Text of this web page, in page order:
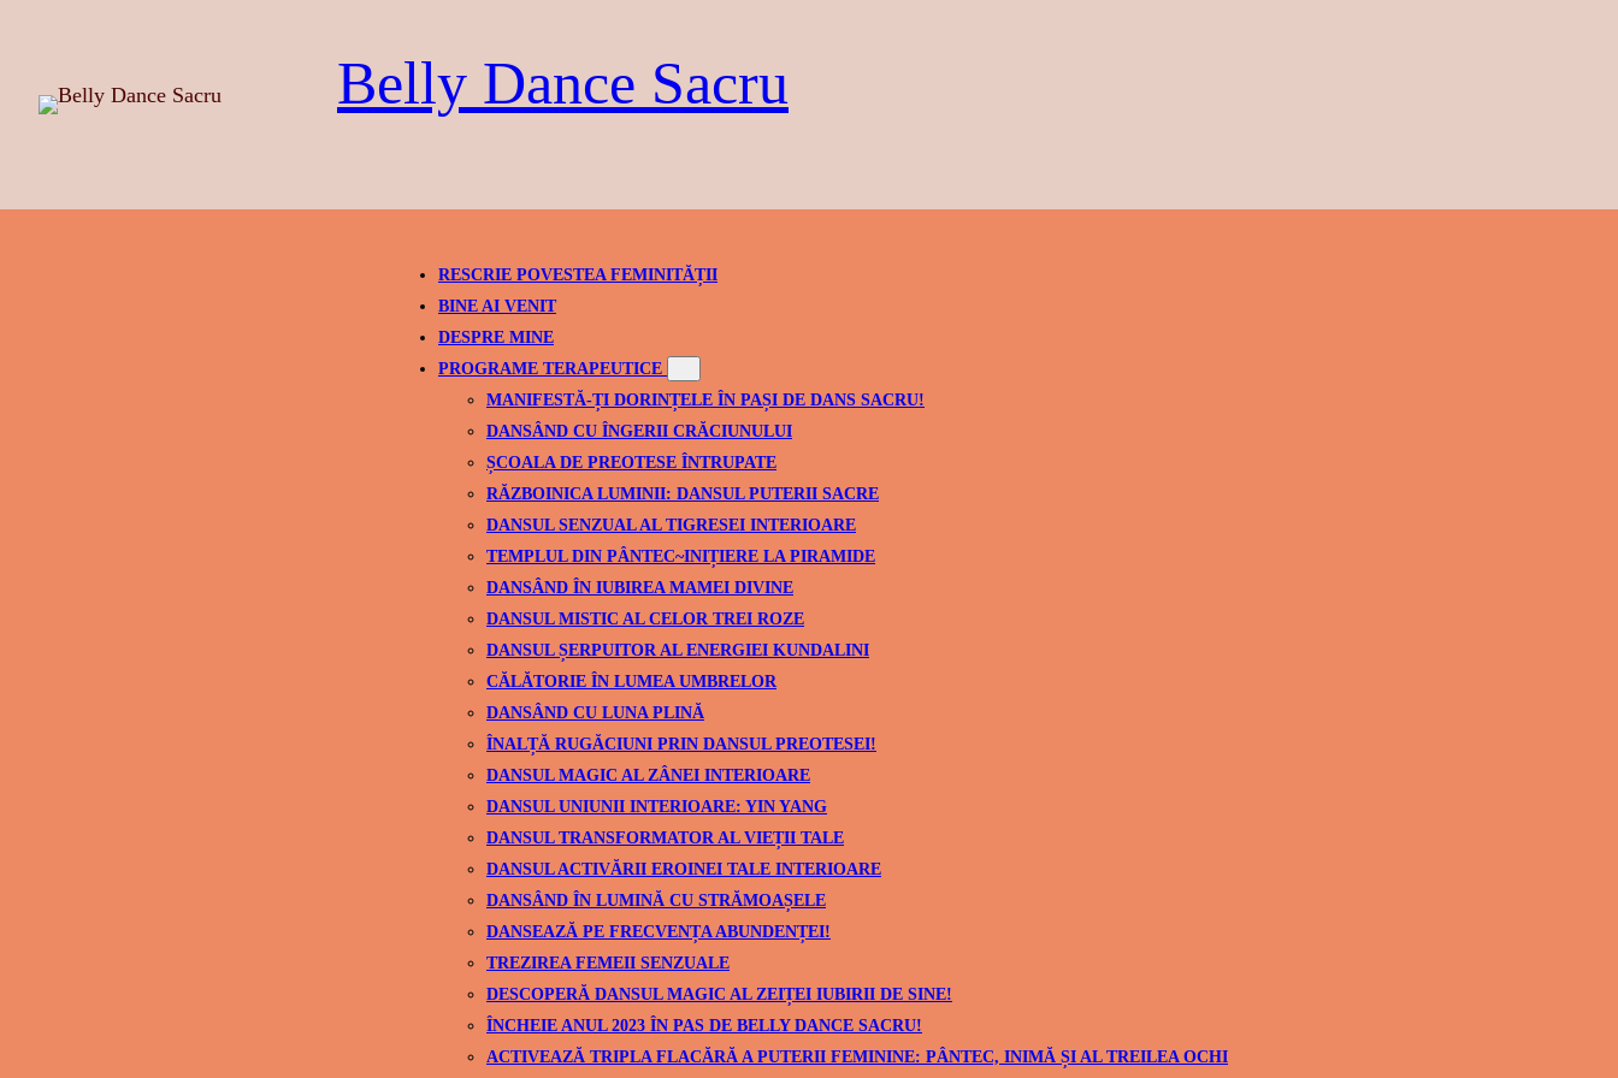
Belly Dance Sacru
RESCRIE POVESTEA FEMINITĂȚII
BINE AI VENIT
DESPRE MINE
PROGRAME TERAPEUTICE
MANIFESTĂ-ȚI DORINȚELE ÎN PAȘI DE DANS SACRU!
DANSÂND CU ÎNGERII CRĂCIUNULUI
ȘCOALA DE PREOTESE ÎNTRUPATE
RĂZBOINICA LUMINII: DANSUL PUTERII SACRE
DANSUL SENZUAL AL TIGRESEI INTERIOARE
TEMPLUL DIN PÂNTEC~INIȚIERE LA PIRAMIDE
DANSÂND ÎN IUBIREA MAMEI DIVINE
DANSUL MISTIC AL CELOR TREI ROZE
DANSUL ȘERPUITOR AL ENERGIEI KUNDALINI
CĂLĂTORIE ÎN LUMEA UMBRELOR
DANSÂND CU LUNA PLINĂ
ÎNALȚĂ RUGĂCIUNI PRIN DANSUL PREOTESEI!
DANSUL MAGIC AL ZÂNEI INTERIOARE
DANSUL UNIUNII INTERIOARE: YIN YANG
DANSUL TRANSFORMATOR AL VIEȚII TALE
DANSUL ACTIVĂRII EROINEI TALE INTERIOARE
DANSÂND ÎN LUMINĂ CU STRĂMOAȘELE
DANSEAZĂ PE FRECVENȚA ABUNDENȚEI!
TREZIREA FEMEII SENZUALE
DESCOPERĂ DANSUL MAGIC AL ZEIȚEI IUBIRII DE SINE!
ÎNCHEIE ANUL 2023 ÎN PAS DE BELLY DANCE SACRU!
ACTIVEAZĂ TRIPLA FLACĂRĂ A PUTERII FEMININE: PÂNTEC, INIMĂ ȘI AL TREILEA OCHI